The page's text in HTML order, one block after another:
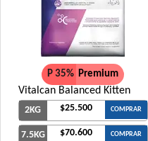
P 35% Premium
Vitalcan Balanced Kitten
2KG $25.500 COMPRAR
7.5KG $70.600 COMPRAR